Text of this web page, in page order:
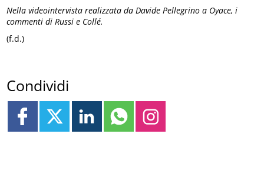
Nella videointervista realizzata da Davide Pellegrino a Oyace, i
commenti di Russi e Collé.
(f.d.)
Condividi